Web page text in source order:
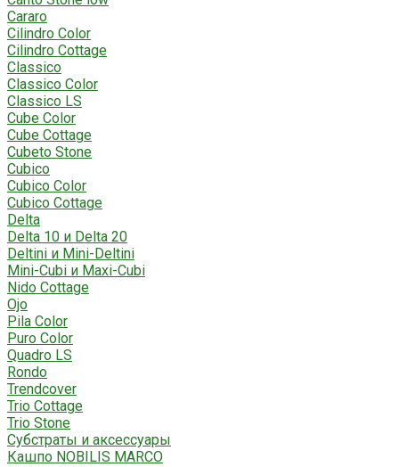
Cararo
Cilindro Color
Cilindro Cottage
Classico
Classico Color
Classico LS
Cube Color
Cube Cottage
Cubeto Stone
Cubico
Cubico Color
Cubico Cottage
Delta
Delta 10 и Delta 20
Deltini и Mini-Deltini
Mini-Cubi и Maxi-Cubi
Nido Cottage
Ojo
Pila Color
Puro Color
Quadro LS
Rondo
Trendcover
Trio Cottage
Trio Stone
Субстраты и аксессуары
Кашпо NOBILIS MARCO